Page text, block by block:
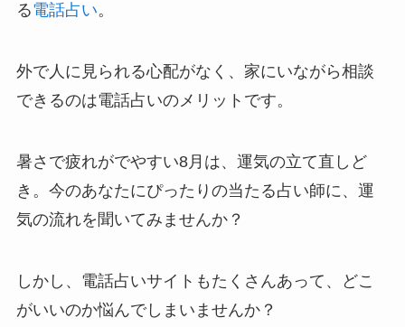
る電話占い。
外で人に見られる心配がなく、家にいながら相談
できるのは電話占いのメリットです。
暑さで疲れがでやすい8月は、運気の立て直しど
き。今のあなたにぴったりの当たる占い師に、運
気の流れを聞いてみませんか？
しかし、電話占いサイトもたくさんあって、どこ
がいいのか悩んでしまいませんか？